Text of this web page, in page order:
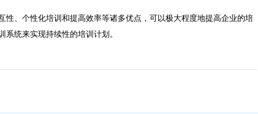
、个性化培训和提高效率等诸多优点，可以极大程度地提高企业的培
统来实现持续性的培训计划。